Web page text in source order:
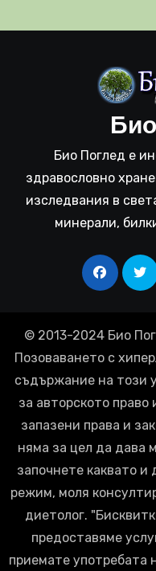
Био Поглед е
здравословно
изследвания в
минерали,
© 2013-2024 Био
Позоваването с
съдържание на този
за авторското
запазени права и
няма за цел да дава
започнете каквато и
режим, моля
диетолог.
предоставяме
приемате употребата